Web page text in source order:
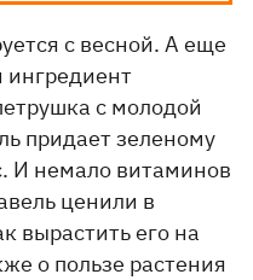
с весной. А еще
с молодой
придает зеленому
И немало витаминов
ценили в
вырастить его на
о пользе растения